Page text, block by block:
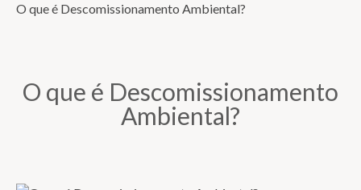
O que é Descomissionamento Ambiental?
O que é Descomissionamento
Ambiental?